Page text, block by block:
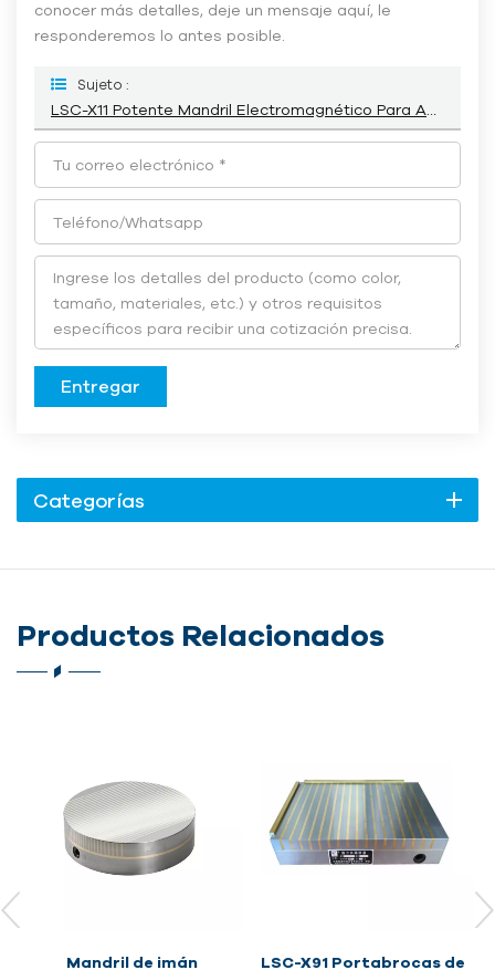
conocer más detalles, deje un mensaje aquí, le
responderemos lo antes posible.
Sujeto :
LSC-X11 Potente Mandril Electromagnético Para Amoladora De Superficies
Entregar
Categorías
Productos Relacionados
LSC-X91 Portabrocas de
LSC-XM 91 Portabrocas